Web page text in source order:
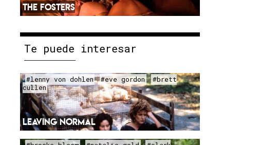
THE FOSTERS
Te puede interesar
#lenny von dohlen #eve gordon
#brett
cullen
LEAVING NORMAL